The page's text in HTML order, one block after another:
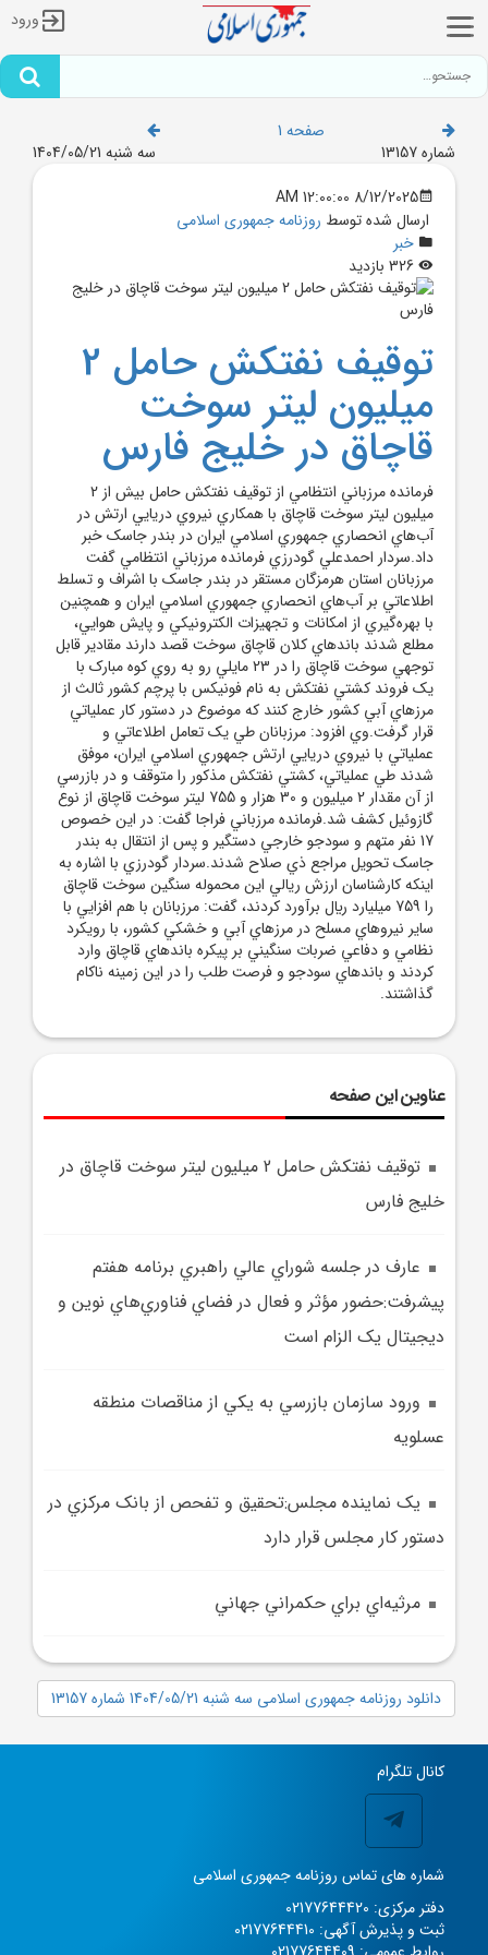
ورود
صفحه 1
شماره 13157
سه شنبه 1404/05/21
8/12/2025 12:00:00 AM
ارسال شده توسط روزنامه جمهوری اسلامی
خبر
توقيف نفتکش حامل 2
ميليون ليتر سوخت
قاچاق در خليج فارس
فرمانده مرزباني انتظامي از توقيف نفتکش حامل بيش از 2
ميليون ليتر سوخت قاچاق با همکاري نيروي دريايي ارتش در
آب‌هاي انحصاري جمهوري اسلامي ايران در بندر جاسک خبر
داد.سردار ‌احمدعلي گودرزي‌ فرمانده مرزباني انتظامي گفت
مرزبانان استان هرمزگان مستقر در بندر جاسک با اشراف و تسلط
اطلاعاتي بر آب‌هاي انحصاري جمهوري اسلامي ايران و همچنين
با بهره‌گيري از امکانات و تجهيزات الکترونيکي و پايش هوايي،
مطلع شدند باندهاي کلان قاچاق سوخت قصد دارند مقادير قابل
توجهي سوخت قاچاق را در 23 مايلي رو به روي کوه مبارک با
يک فروند کشتي نفتکش به نام فونيکس با پرچم کشور ثالث از
مرزهاي آبي کشور خارج کنند که موضوع در دستور کار عملياتي
قرار گرفت.وي افزود: مرزبانان طي يک تعامل اطلاعاتي و
عملياتي با نيروي دريايي ارتش جمهوري اسلامي ايران، موفق
شدند طي عملياتي، کشتي نفتکش مذکور را متوقف و در بازرسي
از آن مقدار 2 ميليون و 30 هزار و 755 ليتر سوخت قاچاق از نوع
گازوئيل کشف شد.فرمانده مرزباني فراجا گفت: در اين خصوص
17 نفر متهم و سودجو خارجي دستگير و پس از انتقال به بندر
جاسک تحويل مراجع ذي صلاح شدند.سردار گودرزي با اشاره به
اينکه کارشناسان ارزش ريالي اين محموله سنگين سوخت قاچاق
را 759 ميليارد ريال برآورد کردند، گفت: مرزبانان با هم افزايي با
ساير نيروهاي مسلح در مرزهاي آبي و خشکي کشور، با رويکرد
نظامي و دفاعي ضربات سنگيني بر پيکره باندهاي قاچاق وارد
کردند و باندهاي سودجو و فرصت طلب را در اين زمينه ناکام
گذاشتند.
عناوین این صفحه
توقيف نفتکش حامل 2 ميليون ليتر سوخت قاچاق در
خليج فارس
عارف در جلسه شوراي عالي راهبري برنامه هفتم
پيشرفت:حضور مؤثر و فعال در فضاي فناوري‌هاي نوين و
ديجيتال يک الزام است
ورود سازمان بازرسي به يکي از مناقصات منطقه
عسلويه
يک نماينده مجلس:تحقيق و تفحص از بانک مرکزي در
دستور کار مجلس قرار دارد
مرثيه‌اي براي حکمراني جهاني
دانلود روزنامه جمهوری اسلامی سه شنبه 1404/05/21 شماره 13157
کانال تلگرام
شماره های تماس روزنامه جمهوری اسلامی
دفتر مرکزی: 02177644420
ثبت و پذیرش آگهی: 02177644410